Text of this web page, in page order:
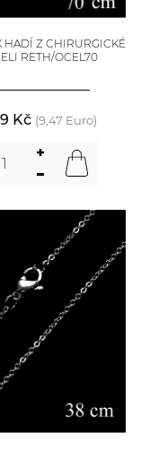
HADÍ Z CHIRURGICKÉ
RETH/OCEL70
Kč (9,47 Euro)